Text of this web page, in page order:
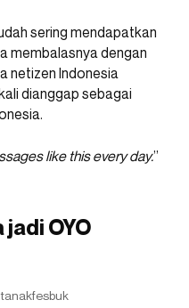
sering mendapatkan
membalasnya dengan
netizen Indonesia
dianggap sebagai
like this every day.”
OYO